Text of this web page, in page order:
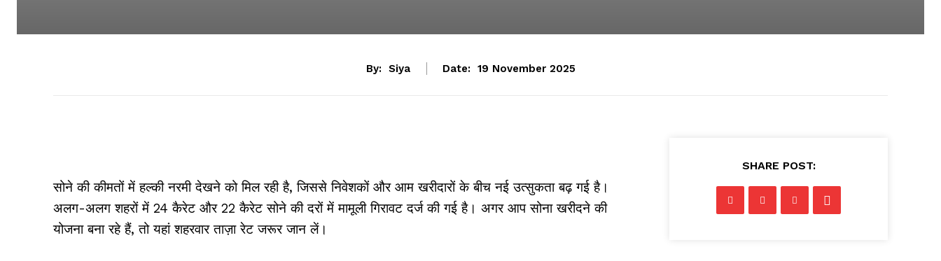
By: Siya Date: 19 November 2025
सोने की कीमतों में हल्की नरमी देखने को मिल रही है, जिससे निवेशकों और आम खरीदारों के बीच नई उत्सुकता बढ़ गई है।
अलग-अलग शहरों में 24 कैरेट और 22 कैरेट सोने की दरों में मामूली गिरावट दर्ज की गई है। अगर आप सोना खरीदने की
योजना बना रहे हैं, तो यहां शहरवार ताज़ा रेट जरूर जान लें।
SHARE POST: